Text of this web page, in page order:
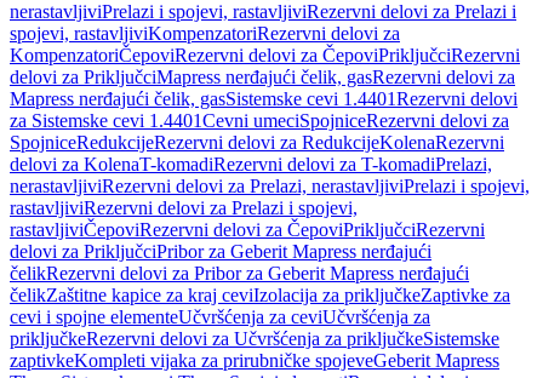
nerastavljiviPrelazi i spojevi, rastavljiviRezervni delovi za Prelazi i
spojevi, rastavljiviKompenzatoriRezervni delovi za
KompenzatoriČepoviRezervni delovi za ČepoviPriključciRezervni
delovi za PriključciMapress nerđajući čelik, gasRezervni delovi za
Mapress nerđajući čelik, gasSistemske cevi 1.4401Rezervni delovi
za Sistemske cevi 1.4401Cevni umeciSpojniceRezervni delovi za
SpojniceRedukcijeRezervni delovi za RedukcijeKolenaRezervni
delovi za KolenaT-komadiRezervni delovi za T-komadiPrelazi,
nerastavljiviRezervni delovi za Prelazi, nerastavljiviPrelazi i spojevi,
rastavljiviRezervni delovi za Prelazi i spojevi,
rastavljiviČepoviRezervni delovi za ČepoviPriključciRezervni
delovi za PriključciPribor za Geberit Mapress nerđajući
čelikRezervni delovi za Pribor za Geberit Mapress nerđajući
čelikZaštitne kapice za kraj ceviIzolacija za priključkeZaptivke za
cevi i spojne elementeUčvršćenja za ceviUčvršćenja za
priključkeRezervni delovi za Učvršćenja za priključkeSistemske
zaptivkeKompleti vijaka za prirubničke spojeveGeberit Mapress